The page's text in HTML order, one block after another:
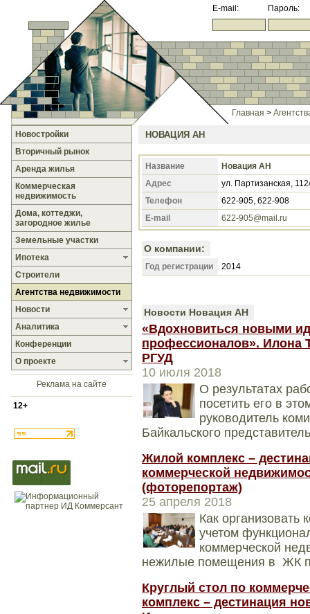
E-mail: Пароль:
Главная >
Новостройки
Вторичный рынок
Аренда жилья
Коммерческая
недвижимость
Дома, коттеджи,
загородное жилье
Земельные участки
Ипотека
Строители
Агентства недвижимости
Новости
Аналитика
Конференции
О проекте
Реклама на сайте
12+
НОВАЦИЯ АН
Название
Новация АН
Адрес
ул. Партизанская,
Телефон
622-905, 622-908
E-mail
622-905@mail.ru
О компании:
Год регистрации 2014
Новости Новация АН
«Вдохновиться новыми
профессионалов». Илона
РГУД
10 июля 2018
О результатах
посетить его в
руководитель
Байкальского
Жилой комплекс –
коммерческой
(фоторепортаж)
25 апреля 2018
Как
учетом
коммерческой
нежилые помещения в ЖК
Круглый стол по
комплекс – дестинация